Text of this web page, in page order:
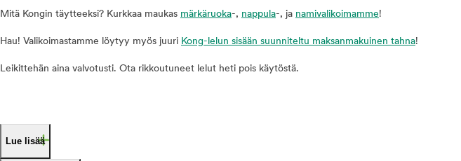
Mitä Kongin täytteeksi? Kurkkaa maukas märkäruoka-, nappula-, ja namivalikoimamme!
Hau! Valikoimastamme löytyy myös juuri Kong-lelun sisään suunniteltu maksanmakuinen tahna!
Leikittehän aina valvotusti. Ota rikkoutuneet lelut heti pois käytöstä.
Lue lisää